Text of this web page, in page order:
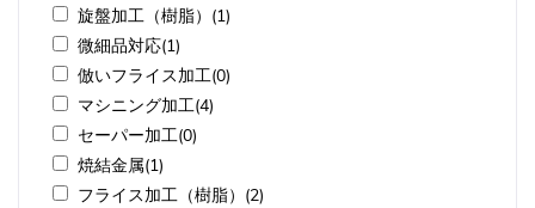
旋盤加工（樹脂）(1)
微細品対応(1)
倣いフライス加工(0)
マシニング加工(4)
セーパー加工(0)
焼結金属(1)
フライス加工（樹脂）(2)